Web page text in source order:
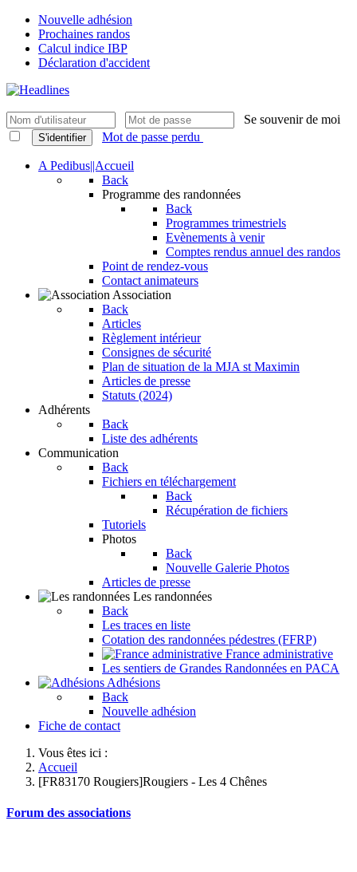
Nouvelle adhésion
Prochaines randos
Calcul indice IBP
Déclaration d'accident
Se souvenir de moi
S'identifier Mot de passe perdu
A Pedibus||Accueil
Back
Programme des randonnées
Back
Programmes trimestriels
Evènements à venir
Comptes rendus annuel des randos
Point de rendez-vous
Contact animateurs
Association
Back
Articles
Règlement intérieur
Consignes de sécurité
Plan de situation de la MJA st Maximin
Articles de presse
Statuts (2024)
Adhérents
Back
Liste des adhérents
Communication
Back
Fichiers en téléchargement
Back
Récupération de fichiers
Tutoriels
Photos
Back
Nouvelle Galerie Photos
Articles de presse
Les randonnées
Back
Les traces en liste
Cotation des randonnées pédestres (FFRP)
France administrative
Les sentiers de Grandes Randonnées en PACA
Adhésions
Back
Nouvelle adhésion
Fiche de contact
Vous êtes ici :
Accueil
[FR83170 Rougiers]Rougiers - Les 4 Chênes
Forum des associations